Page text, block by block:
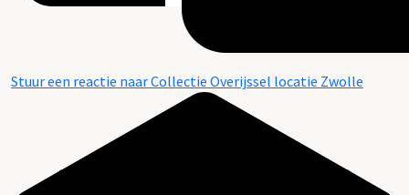
Stuur een reactie naar Collectie Overijssel locatie Zwolle